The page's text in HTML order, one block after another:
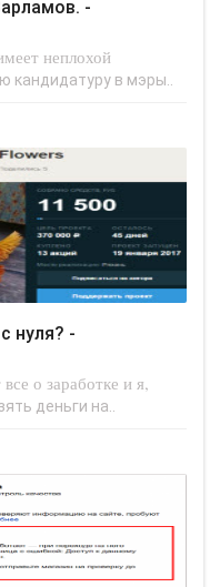
неплохой
кандидатуру в мэры..
о заработке и я,
деньги на..